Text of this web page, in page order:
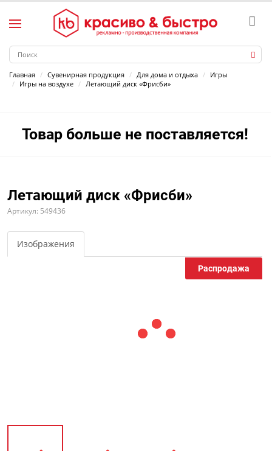
Главная Сувенирная продукция Для дома и отдыха
Игры
Игры на воздухе
Летающий диск «Фрисби»
Товар больше не поставляется!
Летающий диск «Фрисби»
Артикул: 549436
Изображения
Распродажа